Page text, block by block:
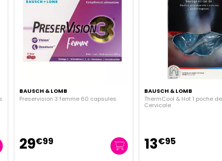
BAUSCH & LOMB
Preservision 3 femme 60 capsules
29€99
BAUSCH & LOMB
ThermCool & Hot 1 poche de
Cervicale
13€95